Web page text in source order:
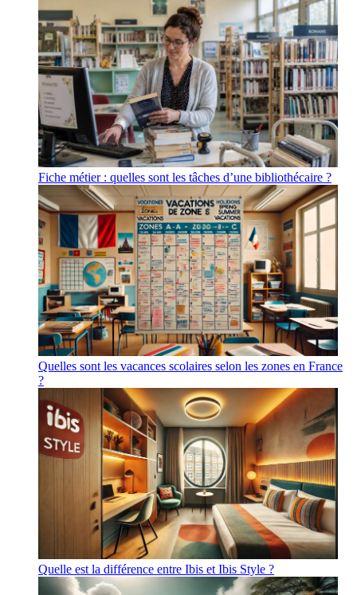
Fiche métier : quelles sont les tâches d’une bibliothécaire ?
Quelles sont les vacances scolaires selon les zones en France
?
Quelle est la différence entre Ibis et Ibis Style ?